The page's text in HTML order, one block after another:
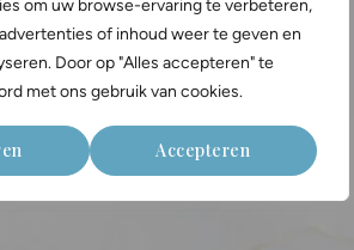
om uw browse-ervaring te verbeteren,
of inhoud weer te geven en
Door op "Alles accepteren" te
met ons gebruik van cookies.
Accepteren